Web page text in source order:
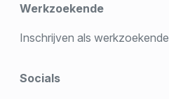
Werkzoekende
Inschrijven als werkzoekende
Socials